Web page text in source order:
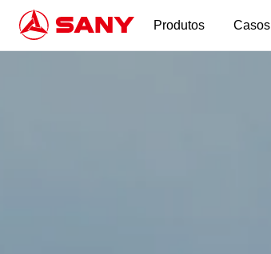
Produtos Casos
Escavadeira Casos - SANY Group